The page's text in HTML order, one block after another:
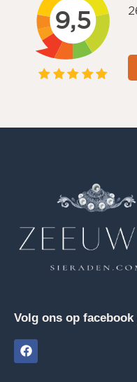
Volg ons op facebook